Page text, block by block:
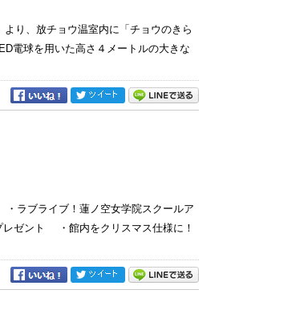
り、放チョウ温室内に「チョウのきら
電球を用いた高さ４メートルの大きな
ラブライブ！蓮ノ空女学院スクールア
ゼント ・館内をクリスマス仕様に！